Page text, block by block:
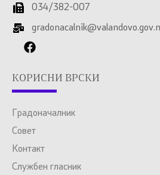
034/382-007
КОРИСНИ ВРСКИ
Градоначалник
Совет
Контакт
Службен гласник